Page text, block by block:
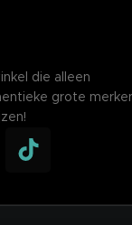
die alleen
grote